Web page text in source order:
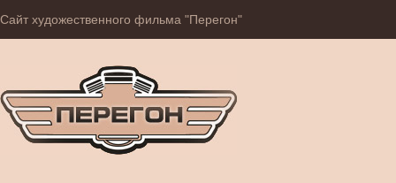
Сайт художественного фильма "Перегон"